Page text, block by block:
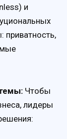
и
приватность,
Чтобы
лидеры